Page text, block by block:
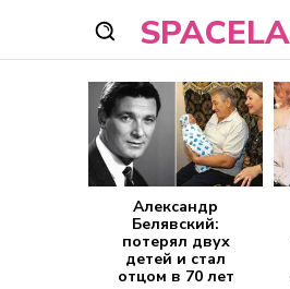
Александр
Белявский:
потерял двух
детей и стал
отцом в 70 лет